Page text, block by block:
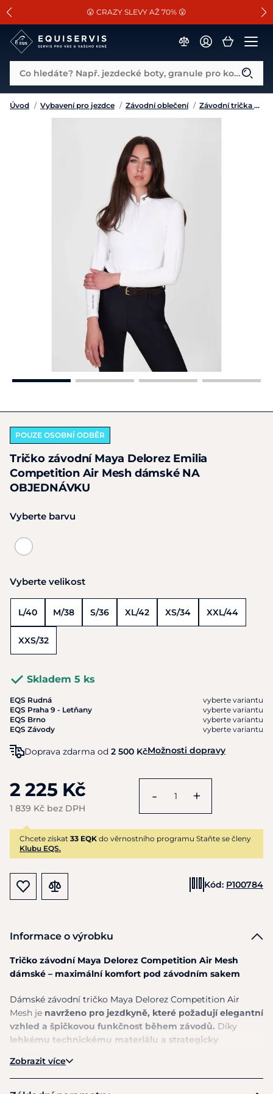
SLEVA 13% na vše od Cassini!
😮 CRAZY SLEVY AŽ 70% 😮
📐Pasování a doplňky k vybraným sedlům ZDARMA 🐴
Co hledáte? Např. jezdecké boty, granule pro koně...
Úvod / Vybavení pro jezdce / Závodní oblečení / Závodní trička a košile
POUZE OSOBNÍ ODBĚR
Tričko závodní Maya Delorez Emilia
Competition Air Mesh dámské NA
OBJEDNÁVKU
Vyberte barvu
Vyberte velikost
L/40 M/38 S/36 XL/42 XS/34 XXL/44
XXS/32
Skladem 5 ks
EQS Rudná
vyberte variantu
EQS Praha 9 - Letňany
vyberte variantu
EQS Brno
vyberte variantu
EQS Závody
vyberte variantu
Doprava zdarma od 2 500 KčMožnosti dopravy
2 225 Kč
1 839 Kč bez DPH
- +
Chcete získat 33 EQK do věrnostního programu Staňte se členy
Klubu EQS.
Kód: P100784
Informace o výrobku
Tričko závodní Maya Delorez Competition Air Mesh
dámské – maximální komfort pod závodním sakem
Dámské závodní tričko Maya Delorez Competition Air
Mesh je navrženo pro jezdkyně, které požadují elegantní
vzhled a špičkovou funkčnost během závodů. Díky
lehkému technickému materiálu a strategicky
prodyšnost a komfort i během náročných soutěžních
dnů.
Zobrazit více